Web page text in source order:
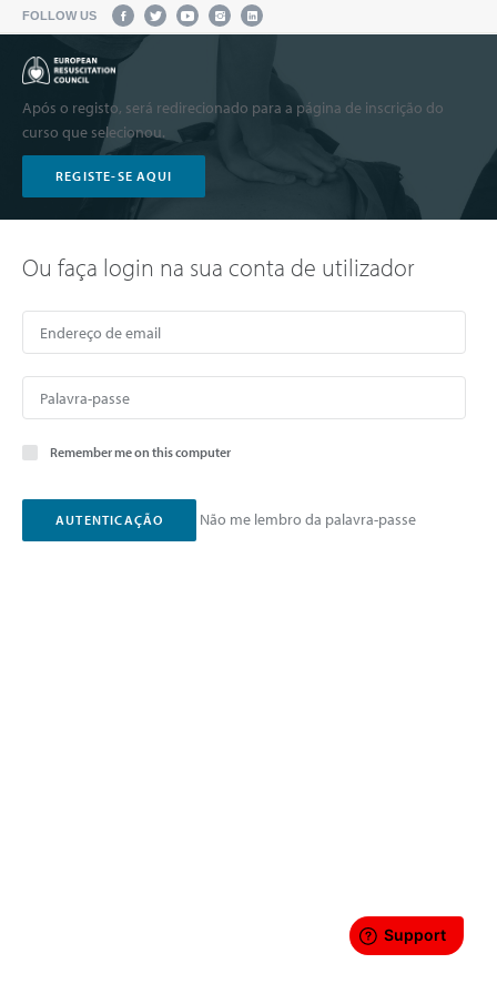
FOLLOW US
Após o registo, será redirecionado para a página de inscrição do
curso que selecionou.
REGISTE-SE AQUI
Ou faça login na sua conta de utilizador
Remember me on this computer
Não me lembro da palavra-passe